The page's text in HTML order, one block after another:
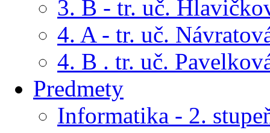
3. B - tr. uč.
4. A - tr. uč.
4. B . tr. uč.
Predmety
Informatika - 2.